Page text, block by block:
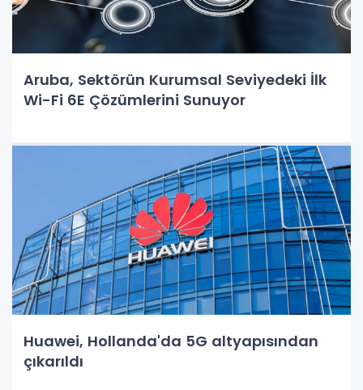
Aruba, Sektörün Kurumsal Seviyedeki İlk
Wi-Fi 6E Çözümlerini Sunuyor
Huawei, Hollanda'da 5G altyapısından
çıkarıldı